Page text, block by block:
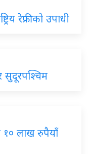
रेफ्रीको उपाधी
सुदूरपश्चिम
१० लाख रुपैयाँ